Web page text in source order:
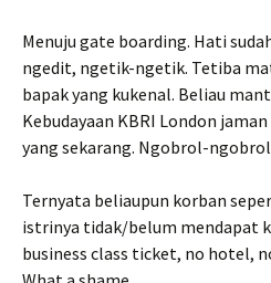
Menuju gate boarding. Hati
ngedit, ngetik-ngetik. Tetiba
bapak yang kukenal. Beliau
Kebudayaan KBRI London
yang sekarang. Ngobrol-
Ternyata beliaupun korban
istrinya tidak/belum mendapat
business class ticket, no hotel,